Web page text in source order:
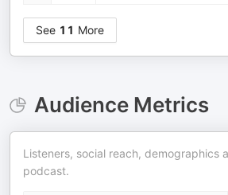
See 11 More
Audience Metrics
Listeners, social reach, demographics
podcast.